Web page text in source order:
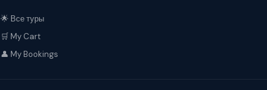
🌟 Все туры
🛒 My Cart
👤 My Bookings